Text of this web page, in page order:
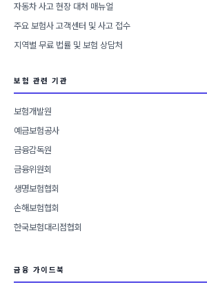
자동차 사고 현장 대처 매뉴얼
주요 보험사 고객센터 및 사고 접수
지역별 무료 법률 및 보험 상담처
보험 관련 기관
보험개발원
예금보험공사
금융감독원
금융위원회
생명보험협회
손해보험협회
한국보험대리점협회
금융 가이드북